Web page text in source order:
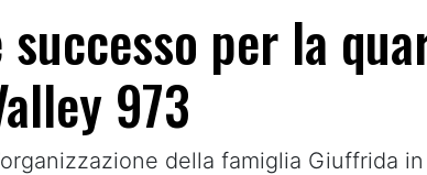
successo per la
973
della famiglia Giuffrida